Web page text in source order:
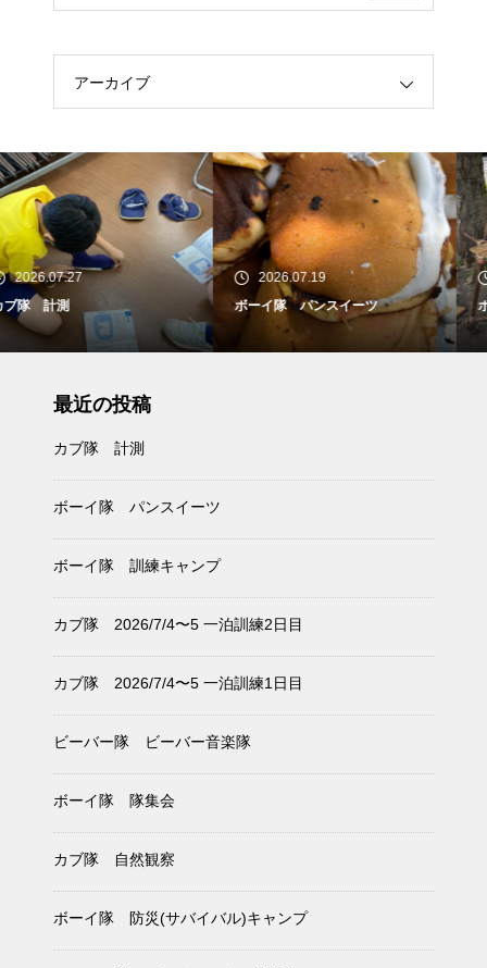
アーカイブ
2026.07.19
ボーイ隊 パンスイーツ
2026.07.12
ボーイ隊 訓練キャンプ
最近の投稿
カブ隊 計測
ボーイ隊 パンスイーツ
ボーイ隊 訓練キャンプ
カブ隊 2026/7/4〜5 一泊訓練2日目
カブ隊 2026/7/4〜5 一泊訓練1日目
ビーバー隊 ビーバー音楽隊
ボーイ隊 隊集会
カブ隊 自然観察
ボーイ隊 防災(サバイバル)キャンプ